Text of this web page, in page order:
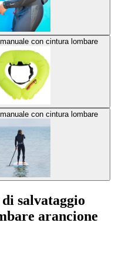
con cintura lombare
con cintura lombare
salvataggio
arancione